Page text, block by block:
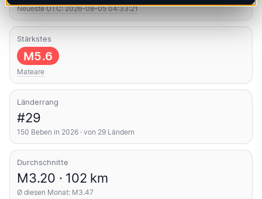
Neueste UTC: 2026-08-05 04:33:21
Stärkstes
M5.6
Mateare
Länderrang
#29
150 Beben in 2026 · von 29 Ländern
Durchschnitte
M3.20 · 102 km
Ø diesen Monat: M3.47